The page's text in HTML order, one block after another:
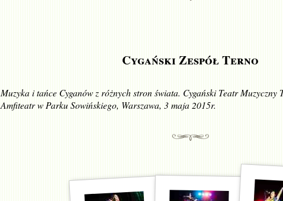
Cygański Zespół Terno
Muzyka i tańce Cyganów z różnych stron świata. Cygański Teatr Muzyczny
Amfiteatr w Parku Sowińskiego, Warszawa, 3 maja 2015r.